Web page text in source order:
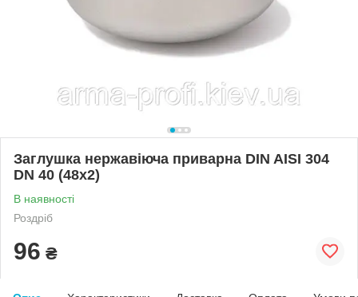
Заглушка нержавіюча приварна DIN AISI 304
DN 40 (48x2)
В наявності
Роздріб
96 ₴